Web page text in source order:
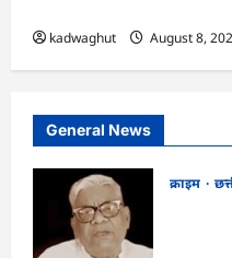
kadwaghut August 8,
General News
क्राइम